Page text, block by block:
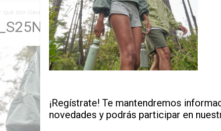
son clave en montaña, deporte y vida diaria
¡Regístrate! Te mantendremos
novedades y podrás participar en